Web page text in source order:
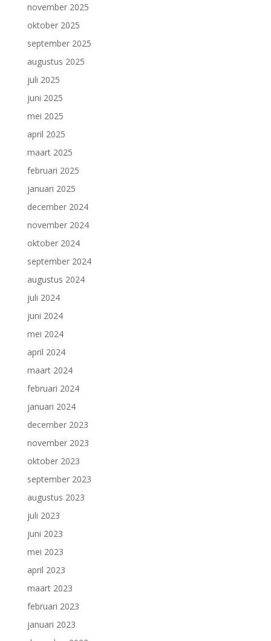
november 2025
oktober 2025
september 2025
augustus 2025
juli 2025
juni 2025
mei 2025
april 2025
maart 2025
februari 2025
januari 2025
december 2024
november 2024
oktober 2024
september 2024
augustus 2024
juli 2024
juni 2024
mei 2024
april 2024
maart 2024
februari 2024
januari 2024
december 2023
november 2023
oktober 2023
september 2023
augustus 2023
juli 2023
juni 2023
mei 2023
april 2023
maart 2023
februari 2023
januari 2023